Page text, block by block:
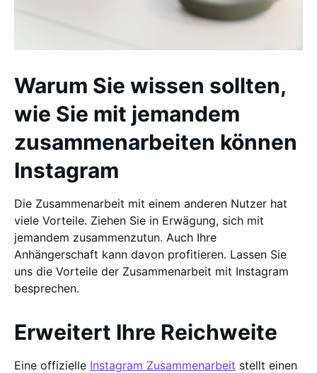
Warum Sie wissen sollten,
wie Sie mit jemandem
zusammenarbeiten können
Instagram
Die Zusammenarbeit mit einem anderen Nutzer hat
viele Vorteile. Ziehen Sie in Erwägung, sich mit
jemandem zusammenzutun. Auch Ihre
Anhängerschaft kann davon profitieren. Lassen Sie
uns die Vorteile der Zusammenarbeit mit Instagram
besprechen.
Erweitert Ihre Reichweite
Eine offizielle Instagram Zusammenarbeit stellt einen